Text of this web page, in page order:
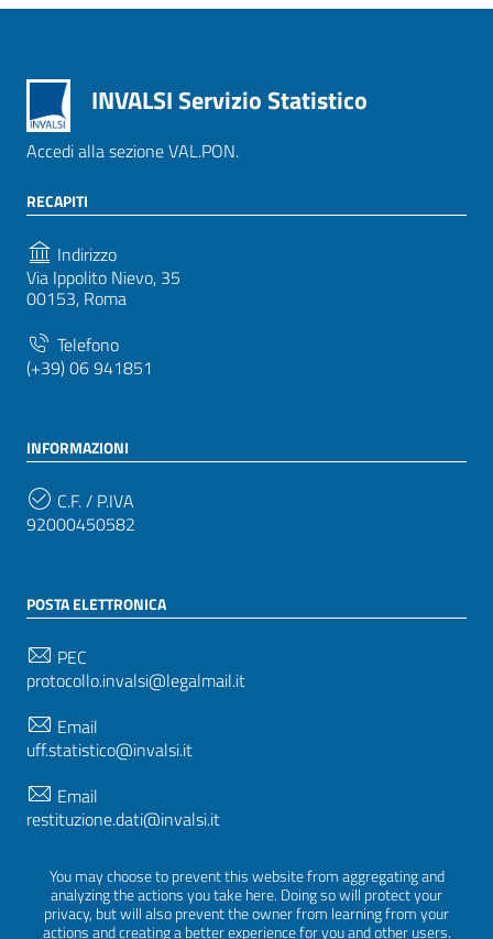
You may choose to prevent this website from aggregating and
analyzing the actions you take here. Doing so will protect your
privacy, but will also prevent the owner from learning from your
actions and creating a better experience for you and other users.
INVALSI Servizio Statistico
Accedi alla sezione VAL.PON.
RECAPITI
Indirizzo
Via Ippolito Nievo, 35
00153, Roma
Telefono
(+39) 06 941851
INFORMAZIONI
C.F. / P.IVA
92000450582
POSTA ELETTRONICA
PEC
protocollo.invalsi@legalmail.it
Email
uff.statistico@invalsi.it
Email
restituzione.dati@invalsi.it
SEGUICI SU